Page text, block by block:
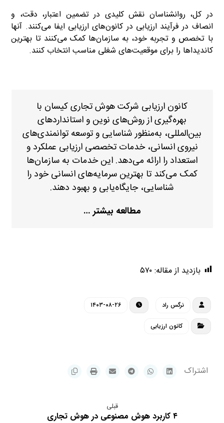
در کل، روانشناسان نقش کلیدی در تضمین اعتبار، دقت، و
انصاف در فرآیند ارزیابی در کانون‌های ارزیابی ایفا می‌کنند. آنها
با تخصص و تجربه خود، به سازمان‌ها کمک می‌کنند تا بهترین
کاندیداها را برای موقعیت‌های شغلی مناسب انتخاب کنند.
کانون ارزیابی شرکت هوش تجاری کیسان با
بهره‌گیری از روش‌های نوین و استانداردهای
بین‌المللی، به‌منظور شناسایی و توسعه توانمندی‌های
نیروی انسانی، خدمات تخصصی ارزیابی عملکرد و
استعداد را ارائه می‌دهد. این خدمات به سازمان‌ها
کمک می‌کند تا بهترین سرمایه‌های انسانی خود را
شناسایی، جایگاه‌یابی و بهبود دهند.
مطالعه بیشتر …
بازدید از مقاله: ۵۷۰
نرگس راد ۱۴۰۳-۰۸-۲۶
کانون ارزیابی
قبلی
۴ کاربرد هوش مصنوعی در هوش تجاری